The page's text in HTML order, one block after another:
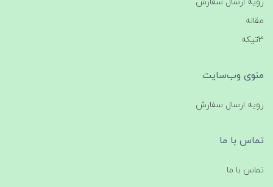
مقاله
3تیکه
منوی وب‌سایت
رویه ارسال سفارش
تماس با ما
تماس با ما